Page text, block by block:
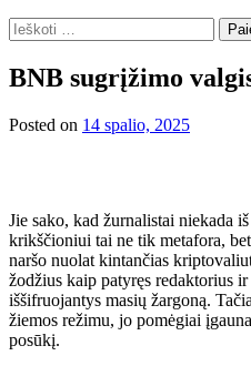
Ieškoti:
BNB sugrįžimo
Posted on 14 spalio, 2025
Jie sako, kad žurnalistai niekada
krikščioniui tai ne tik metafora,
naršo nuolat kintančias
žodžius kaip patyręs redaktorius
iššifruojantys masių žargoną.
žiemos režimu, jo pomėgiai
posūkį.